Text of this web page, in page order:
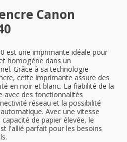
Canon
est une imprimante idéale pour
homogène dans un
Grâce à sa technologie
cette imprimante assure des
en noir et blanc. La fiabilité de la
avec des fonctionnalités
réseau et la possibilité
Avec une vitesse
de papier élevée, le
l'allié parfait pour les besoins